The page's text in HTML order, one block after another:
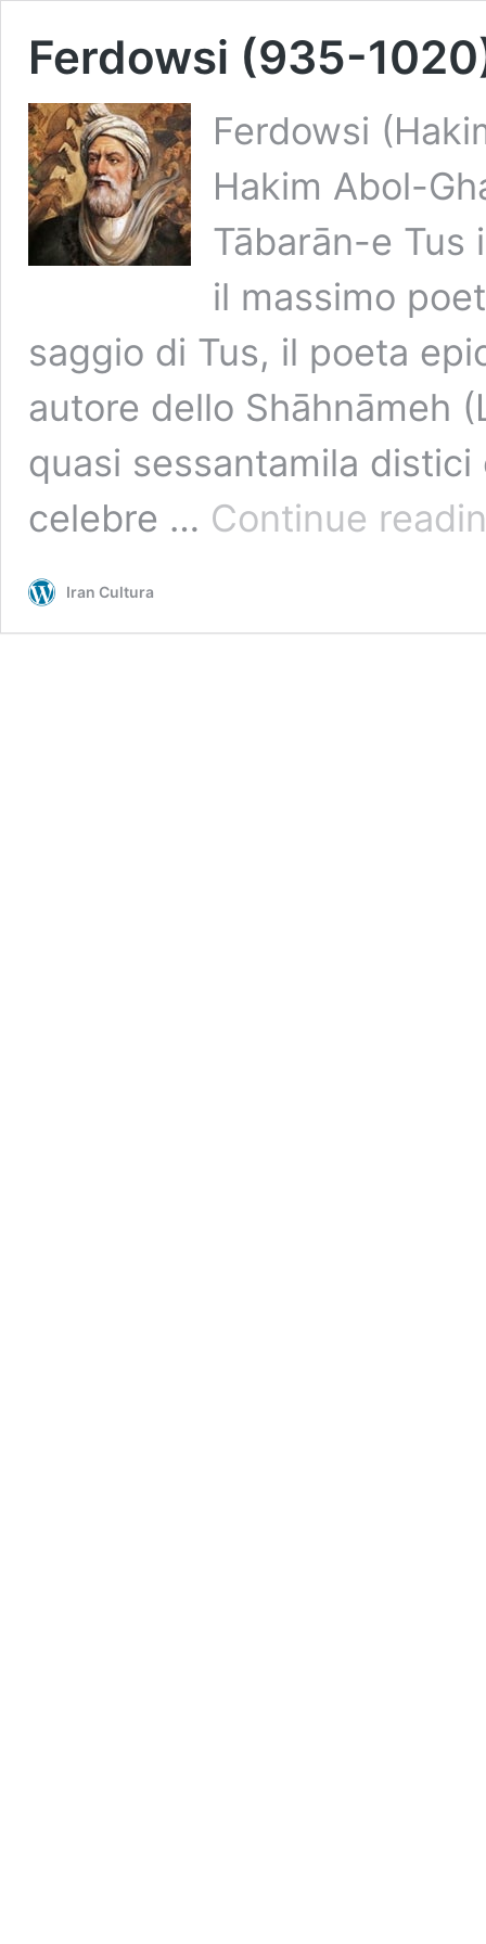
Ferdowsi (935-
Ferdowsi
Hakim Abol-
Tābarān-e Tus
il massimo
saggio di Tus, il poeta
autore dello Shāhnāmeh
quasi sessantamila
celebre … Continue
Iran Cultura